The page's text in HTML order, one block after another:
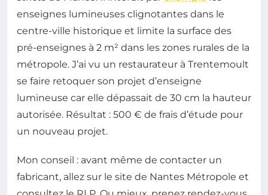
enseignes lumineuses clignotantes dans le
centre-ville historique et limite la surface des
pré-enseignes à 2 m² dans les zones rurales de la
métropole. J’ai vu un restaurateur à Trentemoult
se faire retoquer son projet d’enseigne
lumineuse car elle dépassait de 30 cm la hauteur
autorisée. Résultat : 500 € de frais d’étude pour
un nouveau projet.
Mon conseil : avant même de contacter un
fabricant, allez sur le site de Nantes Métropole et